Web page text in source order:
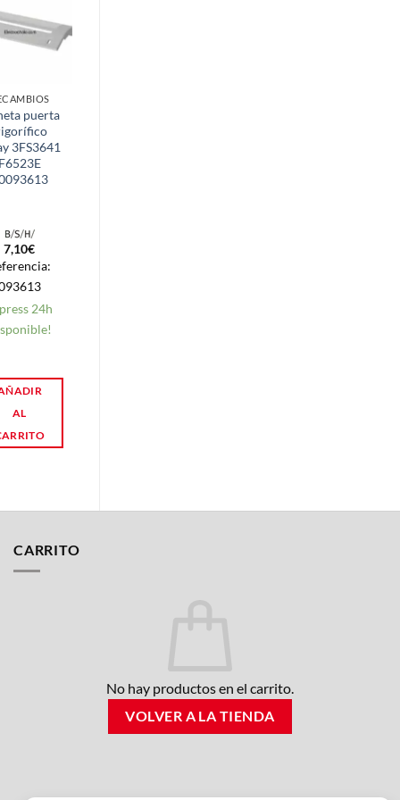
puerta
3FS3641
F6523E
7,10€
24h
AL
CARRITO
No hay productos en el carrito.
VOLVER A LA TIENDA